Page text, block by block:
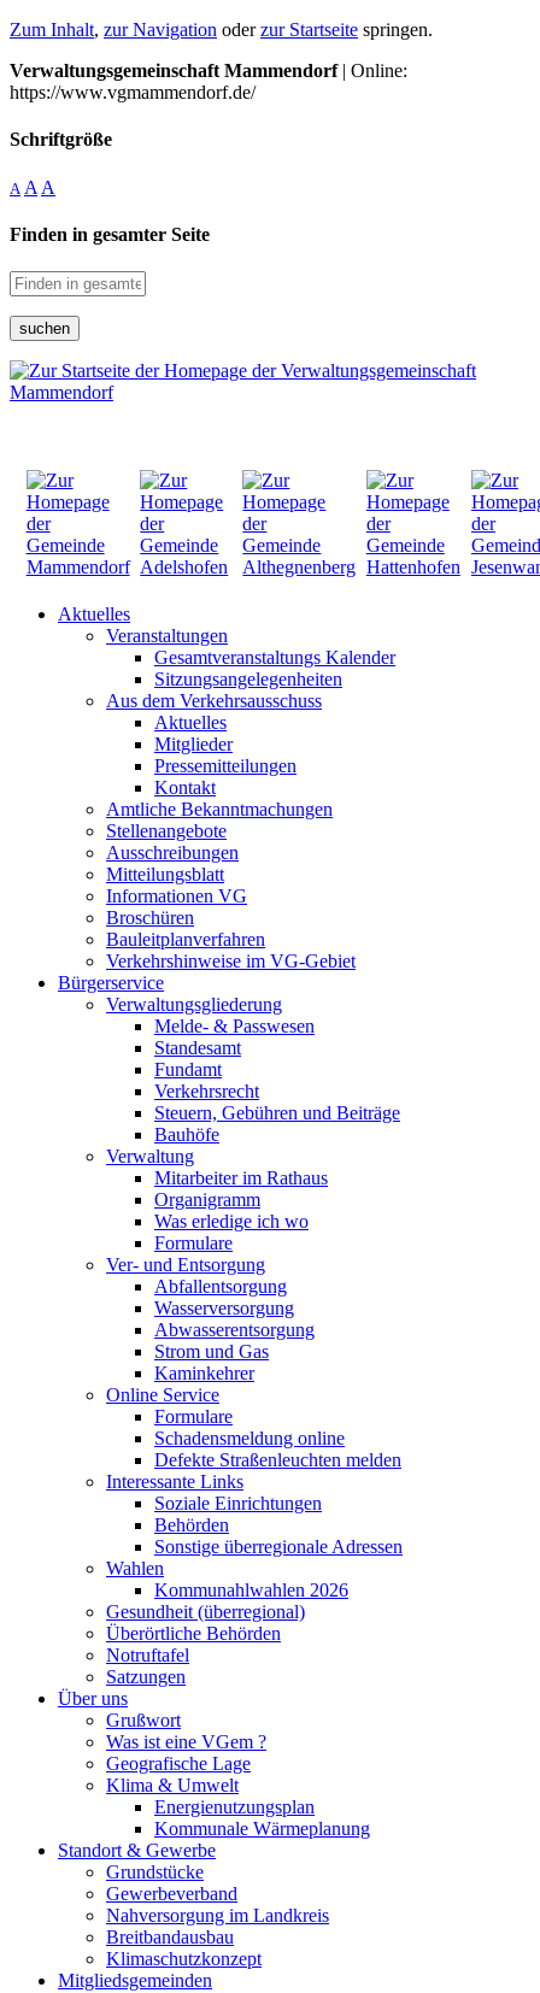
Zum Inhalt, zur Navigation oderzur Startseite springen.
Verwaltungsgemeinschaft Mammendorf| Online:
https://www.vgmammendorf.de/
Schriftgröße
A A A
Finden in gesamter Seite
suchen
Aktuelles
Veranstaltungen
Gesamtveranstaltungs Kalender
Sitzungsangelegenheiten
Aus dem Verkehrsausschuss
Aktuelles
Mitglieder
Pressemitteilungen
Kontakt
Amtliche Bekanntmachungen
Stellenangebote
Ausschreibungen
Mitteilungsblatt
Informationen VG
Broschüren
Bauleitplanverfahren
Verkehrshinweise im VG-Gebiet
Bürgerservice
Verwaltungsgliederung
Melde- & Passwesen
Standesamt
Fundamt
Verkehrsrecht
Steuern, Gebühren und Beiträge
Bauhöfe
Verwaltung
Mitarbeiter im Rathaus
Organigramm
Was erledige ich wo
Formulare
Ver- und Entsorgung
Abfallentsorgung
Wasserversorgung
Abwasserentsorgung
Strom und Gas
Kaminkehrer
Online Service
Formulare
Schadensmeldung online
Defekte Straßenleuchten melden
Interessante Links
Soziale Einrichtungen
Behörden
Sonstige überregionale Adressen
Wahlen
Kommunahlwahlen 2026
Gesundheit (überregional)
Überörtliche Behörden
Notruftafel
Satzungen
Über uns
Grußwort
Was ist eine VGem ?
Geografische Lage
Klima & Umwelt
Energienutzungsplan
Kommunale Wärmeplanung
Standort & Gewerbe
Grundstücke
Gewerbeverband
Nahversorgung im Landkreis
Breitbandausbau
Klimaschutzkonzept
Mitgliedsgemeinden